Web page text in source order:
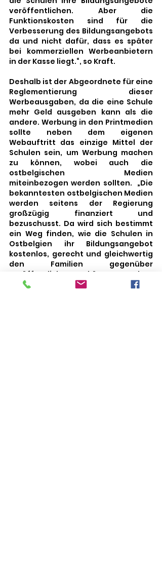
veröffentlichen. Aber die
Funktionskosten sind für die
Verbesserung des Bildungsangebots
da und nicht dafür, dass es später
bei kommerziellen Werbeanbietern
in der Kasse liegt.“, so Kraft.
Deshalb ist der Abgeordnete für eine
Reglementierung dieser
Werbeausgaben, da die eine Schule
mehr Geld ausgeben kann als die
andere. Werbung in den Printmedien
sollte neben dem eigenen
Webauftritt das einzige Mittel der
Schulen sein, um Werbung machen
zu können, wobei auch die
ostbelgischen Medien
miteinbezogen werden sollten.  „Die
bekanntesten ostbelgischen Medien
werden seitens der Regierung
großzügig finanziert und
bezuschusst. Da wird sich bestimmt
ein Weg finden, wie die Schulen in
Ostbelgien ihr Bildungsangebot
kostenlos, gerecht und gleichwertig
den Familien gegenüber
veröffentlichen können ohne
unnötig Steuergelder zu